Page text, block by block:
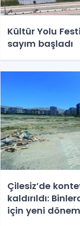
Kültür Yolu
sayım başladı
Çilesiz’de
kaldırıldı:
için yeni